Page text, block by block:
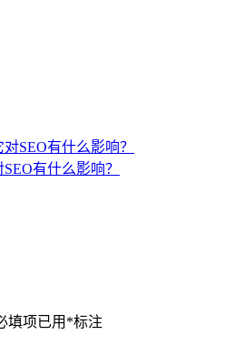
有什么影响？
填项已用 *标注